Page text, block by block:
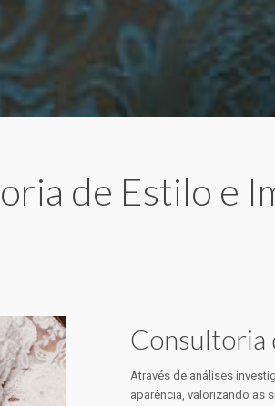
de Estilo e
Consultoria
Através de análises
aparência, valorizando as